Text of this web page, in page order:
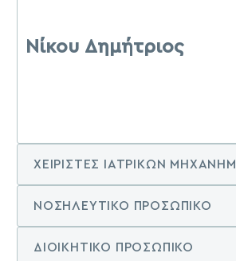
Νίκου Δημήτριος
ΧΕΙΡΙΣΤΕΣ ΙΑΤΡΙΚΩΝ
ΝΟΣΗΛΕΥΤΙΚΟ ΠΡΟΣΩΠΙΚΟ
ΔΙΟΙΚΗΤΙΚΟ ΠΡΟΣΩΠΙΚΟ